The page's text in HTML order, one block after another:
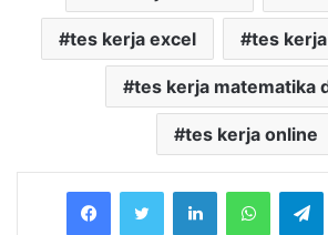
tes kerja excel tes
tes kerja matematika
tes kerja online